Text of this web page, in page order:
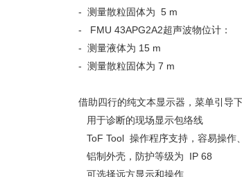
- 测量散粒固体为 5 m
- FMU 43APG2A2超声波物位计：
- 测量液体为 15 m
- 测量散粒固体为 7 m
借助四行的纯文本显示器，菜单引导
用于诊断的现场显示包络线
ToF Tool 操作程序支持，容易操作
铝制外壳，防护等级为 IP 68
可选择远方显示和操作